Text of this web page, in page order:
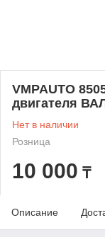
VMPAUTO
двигателя
Нет в наличии
Розница
10 000 ₸
Описание